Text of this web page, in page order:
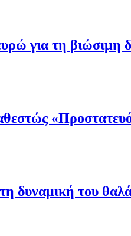
για τη βιώσιμη
δυναμική του